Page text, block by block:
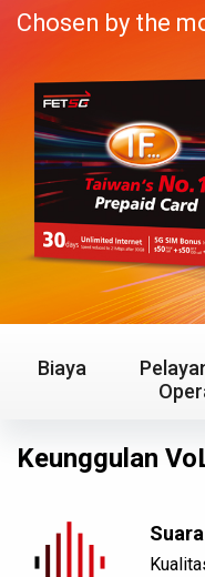
ภาษาไทย
Tiếng Việt
Chosen by the
Biaya
Keunggulan